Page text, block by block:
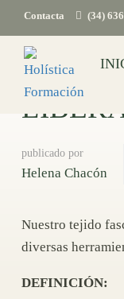
Contacta (34)
publicado por
Helena Chacón
Nuestro tejido
diversas
DEFINICIÓN: